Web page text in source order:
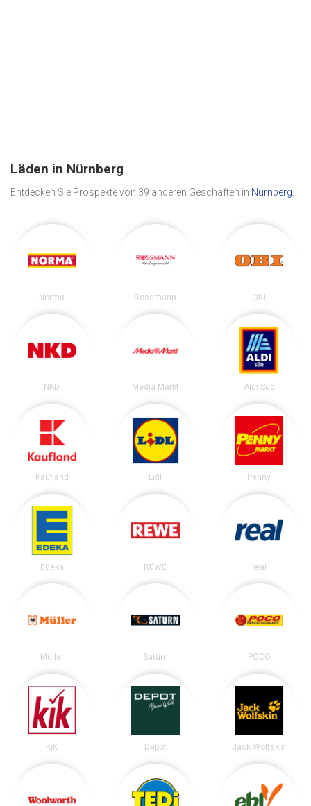
Läden in Nürnberg
Entdecken Sie Prospekte von 39 anderen Geschäften in Nürnberg
Norma Rossmann OBI
NKD Media Markt Aldi Süd
Kaufland Lidl Penny
Edeka REWE real
Müller Saturn POCO
KiK Depot Jack Wolfskin